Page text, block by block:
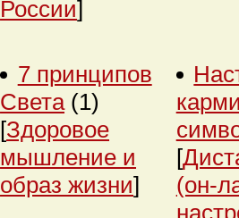
России]
7 принципов
Света (1)
[Здоровое
мышление и
образ жизни]
[
(он-